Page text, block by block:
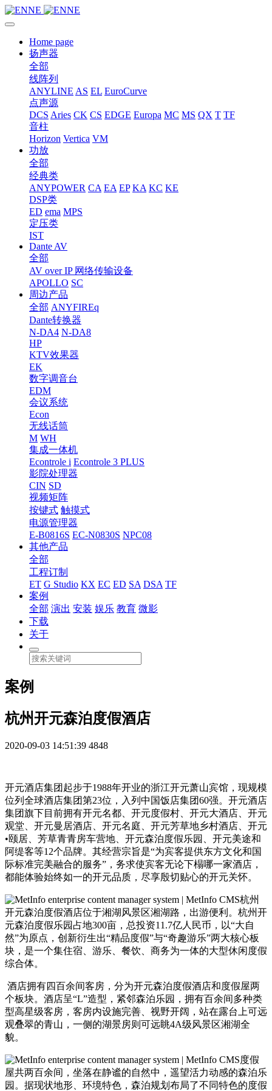
Home page
扬声器
全部
线阵列
ANYLINE AS EL EuroCurve
点声源
DCS Aries CK CS EDGE Europa MC MS QX T TF
音柱
Horizon Vertica VM
功放
全部
经典类
ANYPOWER CA EA EP KA KC KE
DSP类
ED ema MPS
定压类
IST
Dante AV
全部
AV over IP 网络传输设备
APOLLO SC
周边产品
全部 ANYFIREq
Dante转换器
N-DA4 N-DA8
HP
KTV效果器
EK
数字调音台
EDM
会议系统
Econ
无线话筒
M WH
集成一体机
Econtrole i Econtrole 3 PLUS
影院处理器
CIN SD
视频矩阵
按键式 触摸式
电源管理器
E-B0816S EC-N0830S NPC08
其他产品
全部
工程订制
ET G Studio KX EC ED SA DSA TF
案例
全部 演出 安装 娱乐 教育 微影
下载
关于
案例
杭州开元森泊度假酒店
2020-09-03 14:51:39 4848
开元酒店集团起步于1988年开业的浙江开元萧山宾馆，现规模
位列全球酒店集团第23位，入列中国饭店集团60强。开元酒店
集团旗下目前拥有开元名都、开元度假村、开元大酒店、开元
观堂、开元曼居酒店、开元名庭、开元芳草地乡村酒店、开元
•颐居、芳草青青房车营地、开元森泊度假乐园、开元美途和
阿缇客等12个品牌。其经营宗旨是“为宾客提供东方文化和国
际标准完美融合的服务”，务求使宾客无论下榻哪一家酒店，
都能体验始终如一的开元品质，尽享殷切贴心的开元关怀。
杭州
开元森泊度假酒店位于湘湖风景区湘湖路，出游便利。杭州开
元森泊度假乐园占地300亩，总投资11.7亿人民币，以“大自
然”为原点，创新衍生出“精品度假”与“奇趣游乐”两大核心板
块，是一个集住宿、游乐、餐饮、商务为一体的大型休闲度假
综合体。
酒店拥有四百余间客房，分为开元森泊度假酒店和度假屋两
个板块。酒店呈“L”造型，紧邻森泊乐园，拥有百余间多种类
型高星级客房，客房内设施完善、视野开阔，站在露台上可远
观叠翠的青山，一侧的湖景房则可远眺4A级风景区湘湖全
貌。
度假
屋共两百余间，坐落在静谧的自然中，遥望活力动感的森泊乐
园。据现状地形、环境特色，森泊规划布局了不同特色的度假